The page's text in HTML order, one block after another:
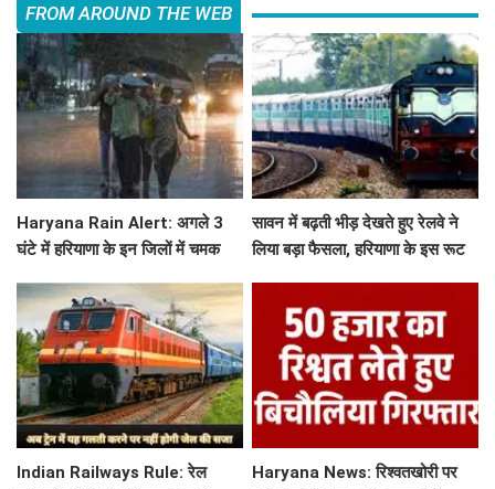
FROM AROUND THE WEB
Haryana Rain Alert: अगले 3
घंटे में हरियाणा के इन जिलों में चमक
अलर्ट
सावन में बढ़ती भीड़ देखते हुए रेलवे ने
लिया बड़ा फैसला, हरियाणा के इस रूट
Indian Railways Rule: रेल
Haryana News: रिश्वतखोरी पर